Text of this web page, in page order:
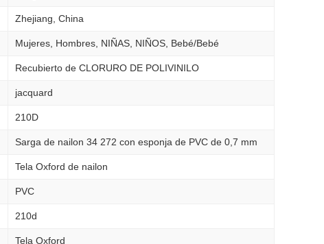
Zhejiang, China
Mujeres, Hombres, NIÑAS, NIÑOS, Bebé/Bebé
Recubierto de CLORURO DE POLIVINILO
jacquard
210D
Sarga de nailon 34 272 con esponja de PVC de 0,7 mm
Tela Oxford de nailon
PVC
210d
Tela Oxford